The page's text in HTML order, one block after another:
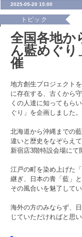
2025-05-20 15:00
トピック
全国各地か
ん藍めぐり
催
地方創生プロジェクト
に存在する、古くから
くの人達に知ってもら
ぐり」を企画しました。
北海道から沖縄までの
違いと歴史をなぞらえ
新宿店3階特設会場にて
江戸の町を染め上げた
継ぎ、日本の青「藍」
その風合いを魅了してい
海外の方のみならず、
じていただければと思い